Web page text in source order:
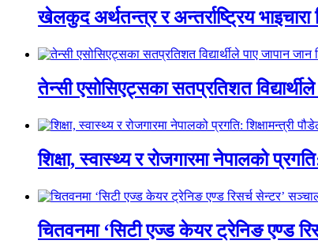
खेलकुद अर्थतन्त्र र अन्तर्राष्ट्रिय
तेन्सी एसोसिएट्सका सतप्रतिशत
शिक्षा, स्वास्थ्य र रोजगारमा नेपालको
चितवनमा ‘सिटी एज्ड केयर ट्रेनिङ एण्ड